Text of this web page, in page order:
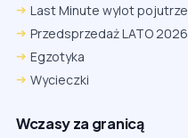
Last Minute wylot pojutrze
Przedsprzedaż LATO 2026
Egzotyka
Wycieczki
Wczasy za granicą